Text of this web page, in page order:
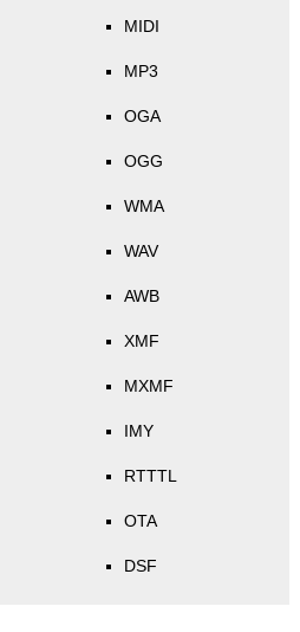
MIDI
MP3
OGA
OGG
WMA
WAV
AWB
XMF
MXMF
IMY
RTTTL
OTA
DSF